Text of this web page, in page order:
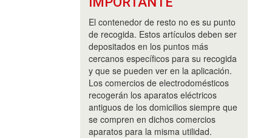
El contenedor de resto no es su punto
de recogida. Estos artículos deben ser
depositados en los puntos más
cercanos específicos para su recogida
y que se pueden ver en la aplicación.
Los comercios de electrodomésticos
recogerán los aparatos eléctricos
antiguos de los domicilios siempre que
se compren en dichos comercios
aparatos para la misma utilidad.